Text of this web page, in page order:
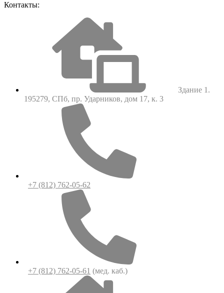
Контакты:
Здание 1.
195279, СПб, пр. Ударников, дом 17, к. 3
+7 (812) 762-05-62
+7 (812) 762-05-61 (мед. каб.)